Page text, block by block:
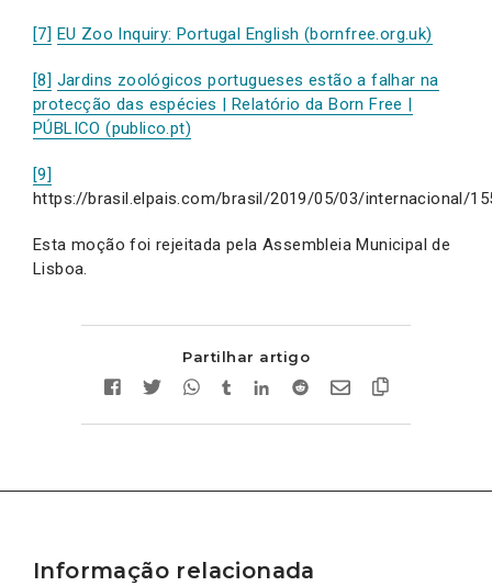
[7] EU Zoo Inquiry: Portugal English (bornfree.org.uk)
[8] Jardins zoológicos portugueses estão a falhar na
protecção das espécies | Relatório da Born Free |
PÚBLICO (publico.pt)
[9]
https://brasil.elpais.com/brasil/2019/05/03/internacional/
Esta moção foi rejeitada pela Assembleia Municipal de
Lisboa.
Partilhar artigo
Informação relacionada